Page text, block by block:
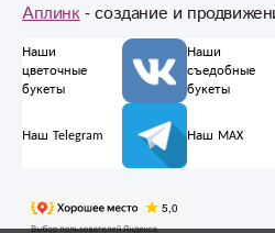
Аплинк- создание и
Наши
цветочные
букеты
Наши
съедобные
букеты
Наш Telegram Наш MAX